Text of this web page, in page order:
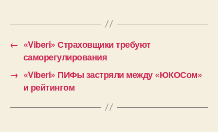
← «Viberi» Страховщики требуют
саморегулирования
→ «Viberi» ПИФы застряли между «ЮКОСом»
и рейтингом